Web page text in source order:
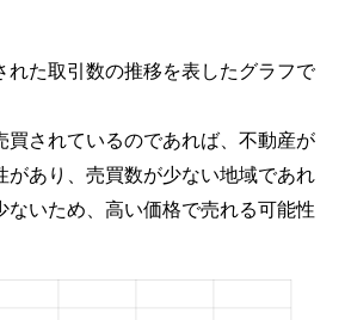
れた取引数の推移を表したグラフで
買されているのであれば、不動産が
があり、売買数が少ない地域であれ
ないため、高い価格で売れる可能性